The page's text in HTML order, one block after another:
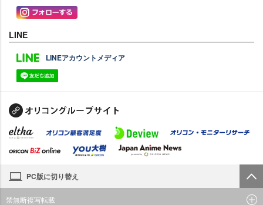
LINE
LINEアカウントメディア
PC版に切り替え
禁無断複写転載